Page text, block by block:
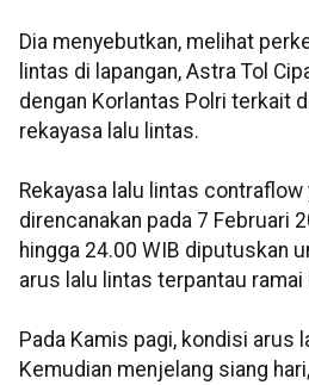
Dia menyebutkan, melihat
lintas di lapangan, Astra Tol
dengan Korlantas Polri terkait
rekayasa lalu lintas.
Rekayasa lalu lintas
direncanakan pada 7 Februari
hingga 24.00 WIB diputuskan
arus lalu lintas terpantau ramai
Pada Kamis pagi, kondisi arus
Kemudian menjelang siang